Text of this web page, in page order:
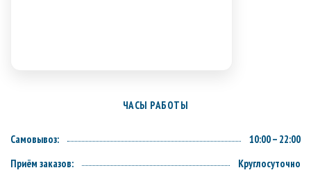
ЧАСЫ РАБОТЫ
Самовывоз:
10:00 – 22:00
Приём заказов:
Круглосуточно